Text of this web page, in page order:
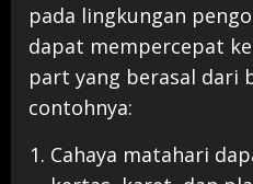
pada lingkungan
dapat mempercepat
part yang berasal dari
contohnya:
Cahaya matahari